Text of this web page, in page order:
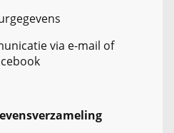
via e-mail of